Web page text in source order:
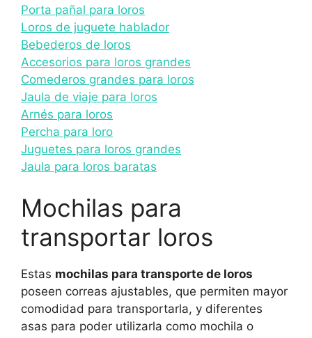
Porta pañal para loros
Loros de juguete hablador
Bebederos de loros
Accesorios para loros grandes
Comederos grandes para loros
Jaula de viaje para loros
Arnés para loros
Percha para loro
Juguetes para loros grandes
Jaula para loros baratas
Mochilas para
transportar loros
Estas mochilas para transporte de loros
poseen correas ajustables, que permiten mayor
comodidad para transportarla, y diferentes
asas para poder utilizarla como mochila o